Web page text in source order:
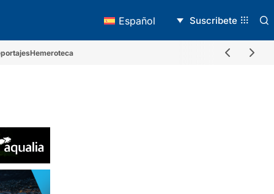
Español Suscribete
Hemeroteca